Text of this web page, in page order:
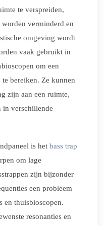
te verspreiden,
verminderd en
omgeving wordt
vaak gebruikt in
om een
bereiken. Ze kunnen
zijn aan een ruimte,
in verschillende
is het bass trap
om lage
zijn bijzonder
een probleem
en thuisbioscopen.
resonanties en